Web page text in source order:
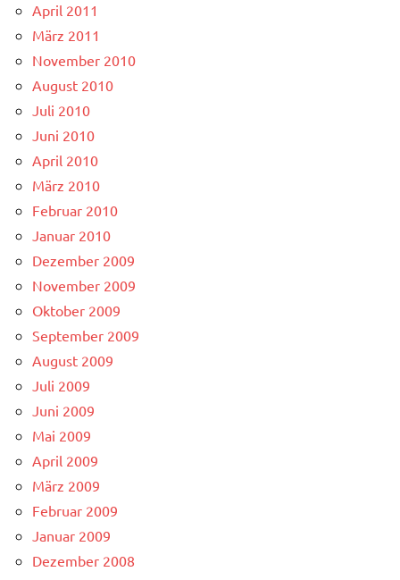
April 2011
März 2011
November 2010
August 2010
Juli 2010
Juni 2010
April 2010
März 2010
Februar 2010
Januar 2010
Dezember 2009
November 2009
Oktober 2009
September 2009
August 2009
Juli 2009
Juni 2009
Mai 2009
April 2009
März 2009
Februar 2009
Januar 2009
Dezember 2008